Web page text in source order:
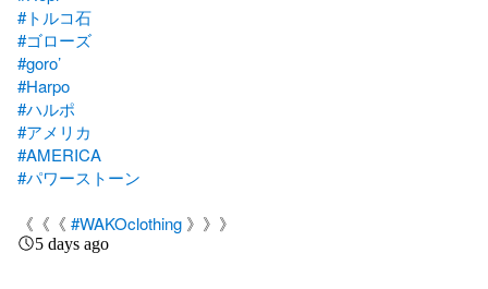
#トルコ石
#ゴローズ
#goro’
#Harpo
#ハルポ
#アメリカ
#AMERICA
#パワーストーン
《《《 #WAKOclothing 》》》
5 days ago